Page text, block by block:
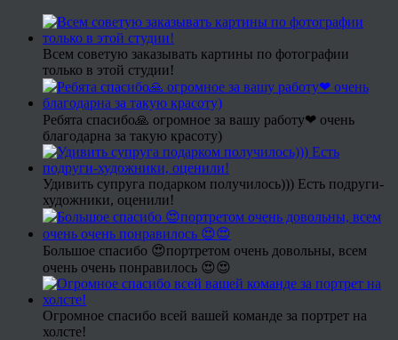
Всем советую заказывать картины по фотографии
только в этой студии!
Ребята спасибо🙏 огромное за вашу работу❤ очень
благодарна за такую красоту)
Удивить супруга подарком получилось))) Есть подруги-
художники, оценили!
Большое спасибо 😍портретом очень довольны, всем
очень очень понравилось 😍😍
Огромное спасибо всей вашей команде за портрет на
холсте!